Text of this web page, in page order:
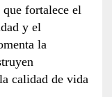
que fortalece el
y el
la
calidad de vida